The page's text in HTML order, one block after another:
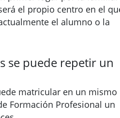
el propio centro en el
el alumno o la
se puede repetir un
matricular en un mismo
Formación Profesional un